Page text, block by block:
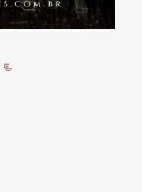
📃